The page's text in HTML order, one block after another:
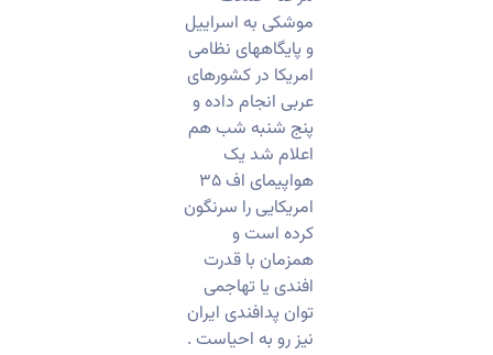
موشکی به اسراییل
و پایگاههای نظامی
امریکا در کشورهای
عربی انجام داده و
پنج شنبه شب هم
اعلام شد یک
هواپیمای اف ۳۵
امریکایی را سرنگون
کرده است و
همزمان با قدرت
افندی یا تهاجمی
توان پدافندی ایران
نیز رو به احیاست .